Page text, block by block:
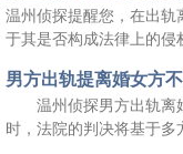
温州侦探提醒您，在出
于其是否构成法律上的侵
男方出轨提离婚女方
温州侦探男方出轨离
时，法院的判决将基于多